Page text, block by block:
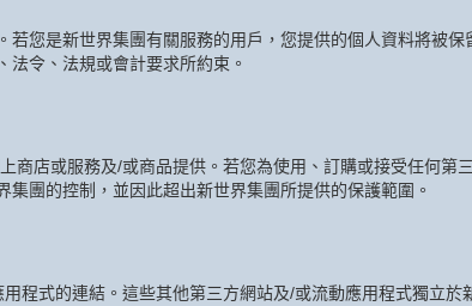
您是新世界集團有關服務的用戶，您提供的個人資料將被保
令、法規或會計要求所約束。
店或服務及/或商品提供。若您為使用、訂購或接受任何第
團的控制，並因此超出新世界集團所提供的保護範圍。
程式的連結。這些其他第三方網站及/或流動應用程式獨立於